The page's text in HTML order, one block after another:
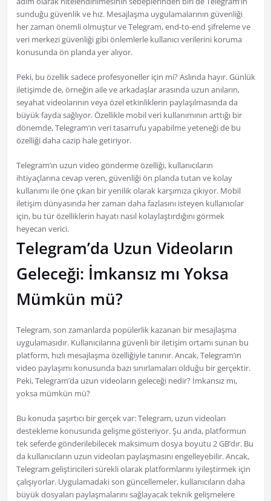
sunduğu güvenlik ve hız. Mesajlaşma uygulamalarının güvenliği
her zaman önemli olmuştur ve Telegram, end-to-end şifreleme ve
veri merkezi güvenliği gibi önlemlerle kullanıcı verilerini koruma
konusunda ön planda yer alıyor.
Peki, bu özellik sadece profesyoneller için mi? Aslında hayır. Günlük
iletişimde de, örneğin aile ve arkadaşlar arasında uzun anıların,
seyahat videolarının veya özel etkinliklerin paylaşılmasında da
büyük fayda sağlıyor. Özellikle mobil veri kullanımının arttığı bir
dönemde, Telegram’ın veri tasarrufu yapabilme yeteneği de bu
özelliği daha cazip hale getiriyor.
Telegram’ın uzun video gönderme özelliği, kullanıcıların
ihtiyaçlarına cevap veren, güvenliği ön planda tutan ve kolay
kullanımı ile öne çıkan bir yenilik olarak karşımıza çıkıyor. Mobil
iletişim dünyasında her zaman daha fazlasını isteyen kullanıcılar
için, bu tür özelliklerin hayatı nasıl kolaylaştırdığını görmek
heyecan verici.
Telegram’da Uzun Videoların
Geleceği: İmkansız mı Yoksa
Mümkün mü?
Telegram, son zamanlarda popülerlik kazanan bir mesajlaşma
uygulamasıdır. Kullanıcılarına güvenli bir iletişim ortamı sunan bu
platform, hızlı mesajlaşma özelliğiyle tanınır. Ancak, Telegram’ın
video paylaşımı konusunda bazı sınırlamaları olduğu bir gerçektir.
Peki, Telegram’da uzun videoların geleceği nedir? İmkansız mı,
yoksa mümkün mü?
Bu konuda şaşırtıcı bir gerçek var: Telegram, uzun videoları
destekleme konusunda gelişme gösteriyor. Şu anda, platformun
tek seferde gönderilebilecek maksimum dosya boyutu 2 GB’dır. Bu
da kullanıcıların uzun videoları paylaşmasını engelleyebilir. Ancak,
Telegram geliştiricileri sürekli olarak platformlarını iyileştirmek için
çalışıyorlar. Uygulamadaki son güncellemeler, kullanıcıların daha
büyük dosyaları paylaşmalarını sağlayacak teknik gelişmelere